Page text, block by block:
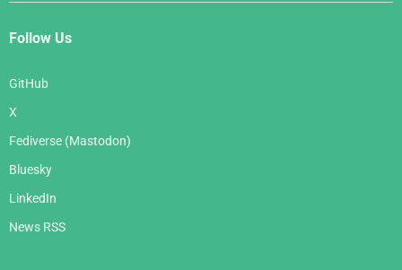
Follow Us
GitHub
X
Fediverse (Mastodon)
Bluesky
LinkedIn
News RSS